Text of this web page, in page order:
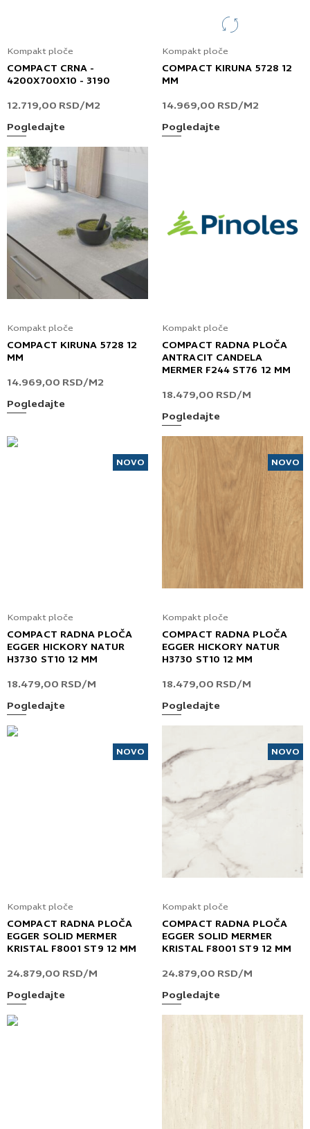
Kompakt ploče
COMPACT CRNA -
4200X700X10 - 3190
12.719,00 RSD/M2
Pogledajte
Kompakt ploče
COMPACT KIRUNA 5728 12
MM
14.969,00 RSD/M2
Pogledajte
Kompakt ploče
COMPACT KIRUNA 5728 12
MM
14.969,00 RSD/M2
Pogledajte
Kompakt ploče
COMPACT RADNA PLOČA
ANTRACIT CANDELA
MERMER F244 ST76 12 MM
18.479,00 RSD/M
Pogledajte
NOVO
Kompakt ploče
COMPACT RADNA PLOČA
EGGER HICKORY NATUR
H3730 ST10 12 MM
18.479,00 RSD/M
Pogledajte
NOVO
Kompakt ploče
COMPACT RADNA PLOČA
EGGER HICKORY NATUR
H3730 ST10 12 MM
18.479,00 RSD/M
Pogledajte
NOVO
Kompakt ploče
COMPACT RADNA PLOČA
EGGER SOLID MERMER
KRISTAL F8001 ST9 12 MM
24.879,00 RSD/M
Pogledajte
NOVO
Kompakt ploče
COMPACT RADNA PLOČA
EGGER SOLID MERMER
KRISTAL F8001 ST9 12 MM
24.879,00 RSD/M
Pogledajte